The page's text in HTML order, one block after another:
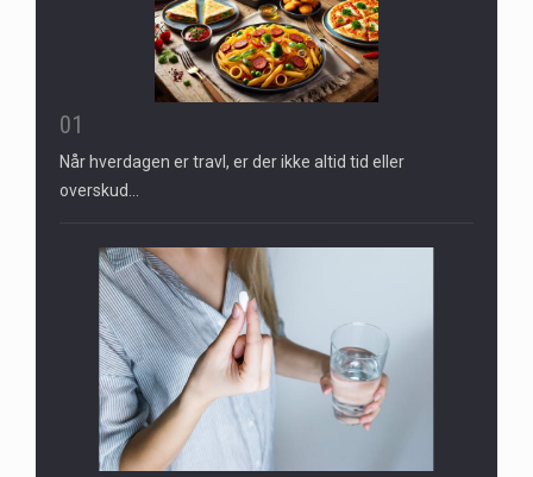
01
Når hverdagen er travl, er der ikke altid tid eller
overskud…